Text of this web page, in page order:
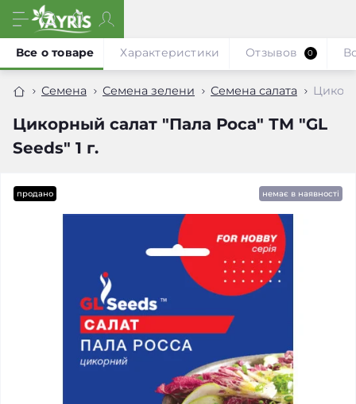
Семена Семена зелени Семена салата
Цикорный салат "Пала Роса" ТМ "GL
Seeds" 1 г.
Все о товаре Характеристики Отзывов 0
продано немає в наявності